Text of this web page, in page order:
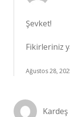
Şevket!
Fikirleriniz
Ağustos 28,
Kardeş